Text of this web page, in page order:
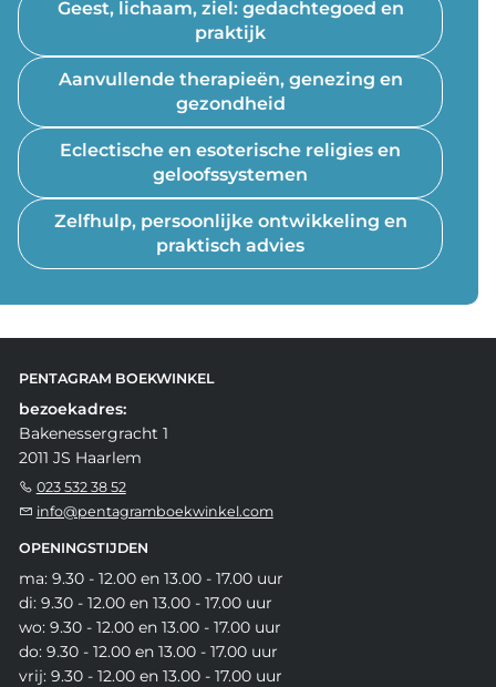
Geest, lichaam, ziel: gedachtegoed en
praktijk
Aanvullende therapieën, genezing en
gezondheid
Eclectische en esoterische religies en
geloofssystemen
Zelfhulp, persoonlijke ontwikkeling en
praktisch advies
PENTAGRAM BOEKWINKEL
bezoekadres:
Bakenessergracht 1
2011 JS Haarlem
023 532 38 52
info@pentagramboekwinkel.com
OPENINGSTIJDEN
ma: 9.30 - 12.00 en 13.00 - 17.00 uur
di: 9.30 - 12.00 en 13.00 - 17.00 uur
wo: 9.30 - 12.00 en 13.00 - 17.00 uur
do: 9.30 - 12.00 en 13.00 - 17.00 uur
vrij: 9.30 - 12.00 en 13.00 - 17.00 uur